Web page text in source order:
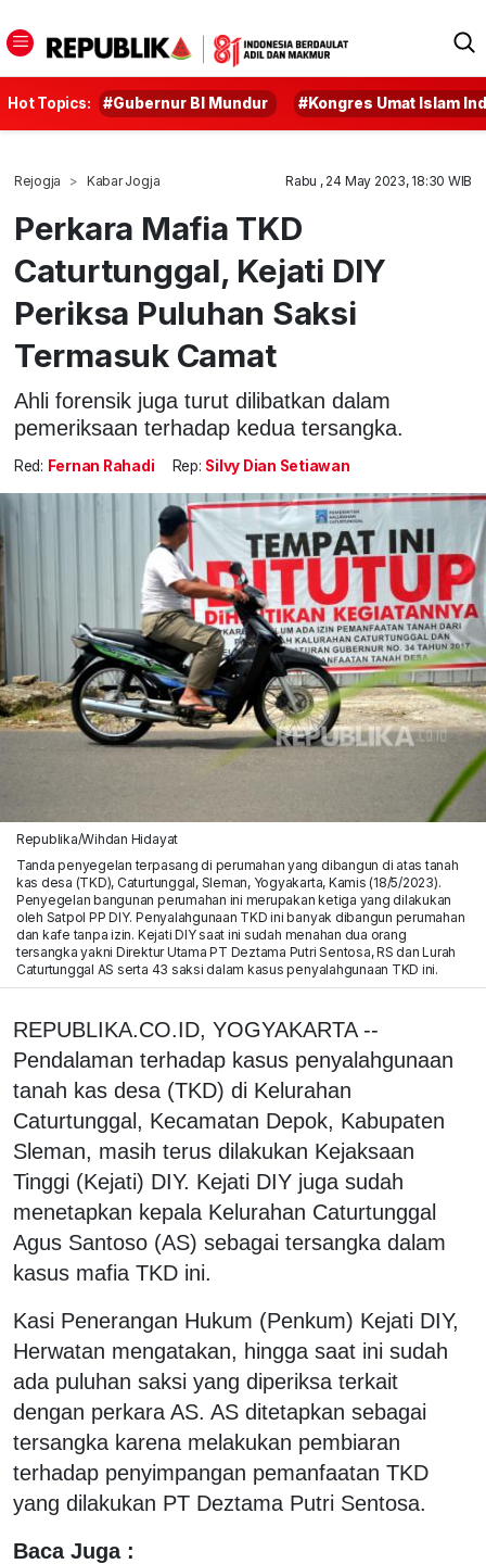
Hot Topics: #Gubernur BI Mundur #Kongres Umat Islam
Rejogja Kabar Jogja Rabu , 24 May 2023, 18:30 WIB
Perkara Mafia TKD
Caturtunggal, Kejati DIY
Periksa Puluhan Saksi
Termasuk Camat
Ahli forensik juga turut dilibatkan dalam
pemeriksaan terhadap kedua tersangka.
Red: Fernan Rahadi Rep: Silvy Dian Setiawan
Republika/Wihdan Hidayat
Tanda penyegelan terpasang di perumahan yang dibangun di atas tanah
kas desa (TKD), Caturtunggal, Sleman, Yogyakarta, Kamis (18/5/2023).
Penyegelan bangunan perumahan ini merupakan ketiga yang dilakukan
oleh Satpol PP DIY. Penyalahgunaan TKD ini banyak dibangun perumahan
dan kafe tanpa izin. Kejati DIY saat ini sudah menahan dua orang
tersangka yakni Direktur Utama PT Deztama Putri Sentosa, RS dan Lurah
Caturtunggal AS serta 43 saksi dalam kasus penyalahgunaan TKD ini.
REPUBLIKA.CO.ID, YOGYAKARTA --
Pendalaman terhadap kasus penyalahgunaan
tanah kas desa (TKD) di Kelurahan
Caturtunggal, Kecamatan Depok, Kabupaten
Sleman, masih terus dilakukan Kejaksaan
Tinggi (Kejati) DIY. Kejati DIY juga sudah
menetapkan kepala Kelurahan Caturtunggal
Agus Santoso (AS) sebagai tersangka dalam
kasus mafia TKD ini.
Kasi Penerangan Hukum (Penkum) Kejati DIY,
Herwatan mengatakan, hingga saat ini sudah
ada puluhan saksi yang diperiksa terkait
dengan perkara AS. AS ditetapkan sebagai
tersangka karena melakukan pembiaran
terhadap penyimpangan pemanfaatan TKD
yang dilakukan PT Deztama Putri Sentosa.
Baca Juga :